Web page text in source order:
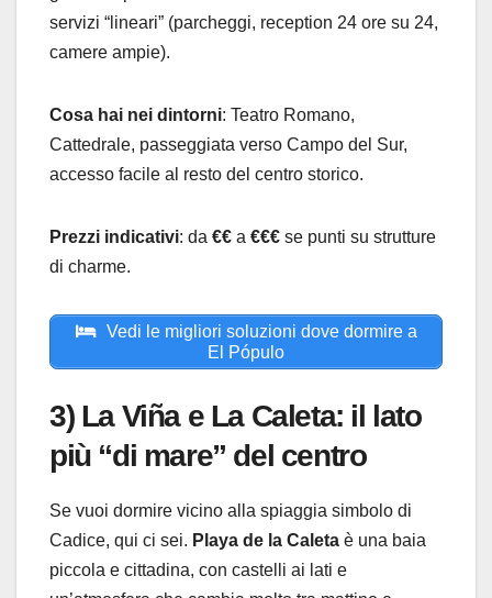
servizi “lineari” (parcheggi, reception 24 ore su 24,
camere ampie).
Cosa hai nei dintorni: Teatro Romano,
Cattedrale, passeggiata verso Campo del Sur,
accesso facile al resto del centro storico.
Prezzi indicativi: da €€ a €€€ se punti su strutture
di charme.
Vedi le migliori soluzioni dove dormire a
El Pópulo
3) La Viña e La Caleta: il lato
più “di mare” del centro
Se vuoi dormire vicino alla spiaggia simbolo di
Cadice, qui ci sei. Playa de la Caleta è una baia
piccola e cittadina, con castelli ai lati e